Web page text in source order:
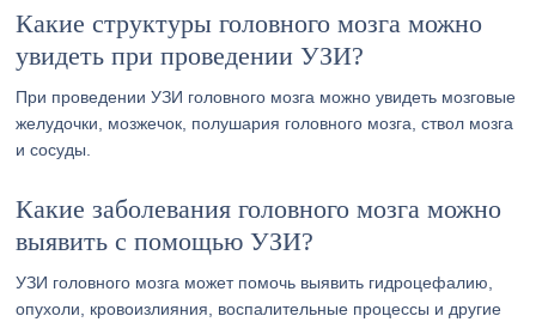
Какие структуры головного мозга можно
увидеть при проведении УЗИ?
При проведении УЗИ головного мозга можно увидеть мозговые
желудочки, мозжечок, полушария головного мозга, ствол мозга
и сосуды.
Какие заболевания головного мозга можно
выявить с помощью УЗИ?
УЗИ головного мозга может помочь выявить гидроцефалию,
опухоли, кровоизлияния, воспалительные процессы и другие